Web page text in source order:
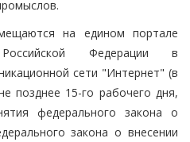
на едином портале
Федерации в
сети "Интернет" (в
позднее 15-го рабочего дня,
федерального закона о
закона о внесении